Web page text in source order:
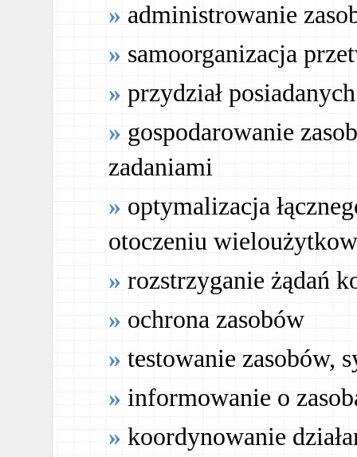
administrowanie
samoorganizacja
przydział
gospodarowanie
zadaniami
optymalizacja
otoczeniu
rozstrzyganie żądań
ochrona zasobów
testowanie zasobów,
informowanie o
koordynowanie